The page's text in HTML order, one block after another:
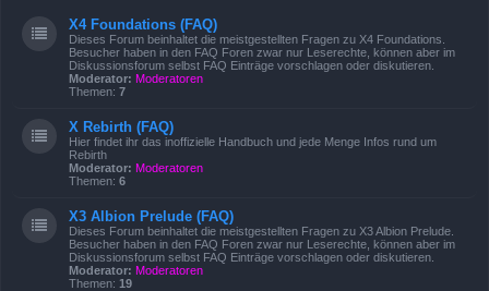
X4 Foundations (FAQ)
Dieses Forum beinhaltet die meistgestellten Fragen zu X4 Foundations.
Besucher haben in den FAQ Foren zwar nur Leserechte, können aber im
Diskussionsforum selbst FAQ Einträge vorschlagen oder diskutieren.
Moderator: Moderatoren
Themen: 7
X Rebirth (FAQ)
Hier findet ihr das inoffizielle Handbuch und jede Menge Infos rund um
Rebirth
Moderator: Moderatoren
Themen: 6
X3 Albion Prelude (FAQ)
Dieses Forum beinhaltet die meistgestellten Fragen zu X3 Albion Prelude.
Besucher haben in den FAQ Foren zwar nur Leserechte, können aber im
Diskussionsforum selbst FAQ Einträge vorschlagen oder diskutieren.
Moderator: Moderatoren
Themen: 19